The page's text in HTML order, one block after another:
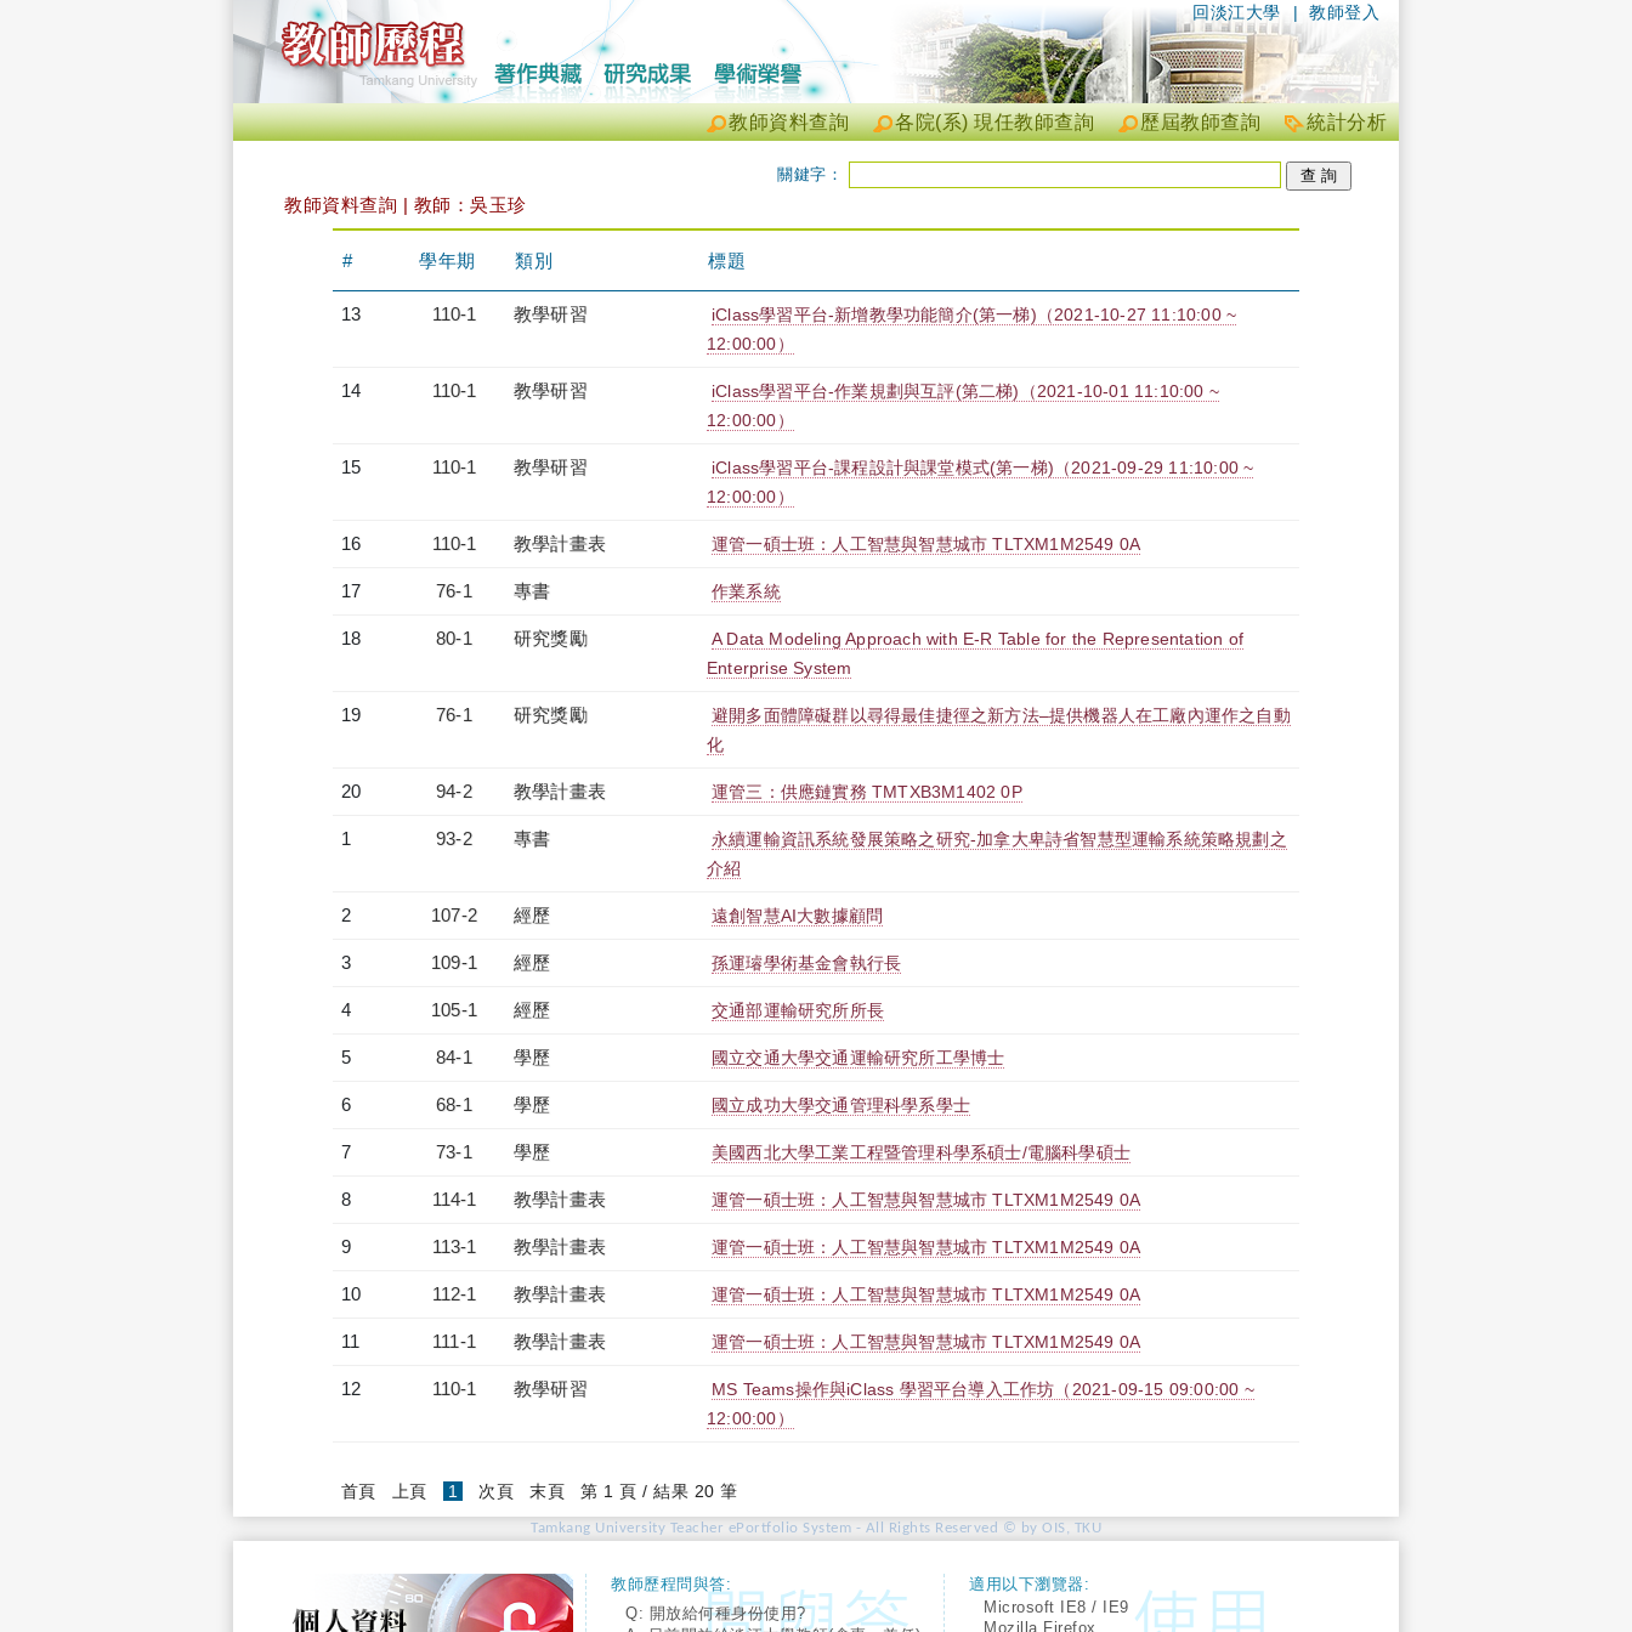
| 教師登入
回淡江大學
統計分析
歷屆教師查詢
各院(系) 現任教師查詢
教師資料查詢
關鍵字：
教師資料查詢 | 教師：吳玉珍
# 學年期 類別 標題
13 110-1 教學研習
iClass學習平台-新增教學功能簡介(第一梯)（2021-10-27 11:10:00 ~
12:00:00）
14 110-1 教學研習
iClass學習平台-作業規劃與互評(第二梯)（2021-10-01 11:10:00 ~
12:00:00）
15 110-1 教學研習
iClass學習平台-課程設計與課堂模式(第一梯)（2021-09-29 11:10:00 ~
12:00:00）
16 110-1 教學計畫表 運管一碩士班：人工智慧與智慧城市 TLTXM1M2549 0A
17 76-1 專書 作業系統
18 80-1 研究獎勵
A Data Modeling Approach with E-R Table for the Representation of
Enterprise System
19 76-1 研究獎勵
避開多面體障礙群以尋得最佳捷徑之新方法–提供機器人在工廠內運作之自動
化
20 94-2 教學計畫表 運管三：供應鏈實務 TMTXB3M1402 0P
1 93-2 專書
永續運輸資訊系統發展策略之研究-加拿大卑詩省智慧型運輸系統策略規劃之
介紹
2 107-2 經歷 遠創智慧AI大數據顧問
3 109-1 經歷 孫運璿學術基金會執行長
4 105-1 經歷 交通部運輸研究所所長
5 84-1 學歷 國立交通大學交通運輸研究所工學博士
6 68-1 學歷 國立成功大學交通管理科學系學士
7 73-1 學歷 美國西北大學工業工程暨管理科學系碩士/電腦科學碩士
8 114-1 教學計畫表 運管一碩士班：人工智慧與智慧城市 TLTXM1M2549 0A
9 113-1 教學計畫表 運管一碩士班：人工智慧與智慧城市 TLTXM1M2549 0A
10 112-1 教學計畫表 運管一碩士班：人工智慧與智慧城市 TLTXM1M2549 0A
11 111-1 教學計畫表 運管一碩士班：人工智慧與智慧城市 TLTXM1M2549 0A
12 110-1 教學研習
MS Teams操作與iClass 學習平台導入工作坊（2021-09-15 09:00:00 ~
12:00:00）
首頁 上頁 1 (current)
次頁 末頁 第 1 頁 / 結果 20 筆
Tamkang University Teacher ePortfolio System - All Rights Reserved © by OIS, TKU
教師歷程問與答:
Q: 開放給何種身份使用?
適用以下瀏覽器:
Microsoft IE8 / IE9
Mozilla Firefox